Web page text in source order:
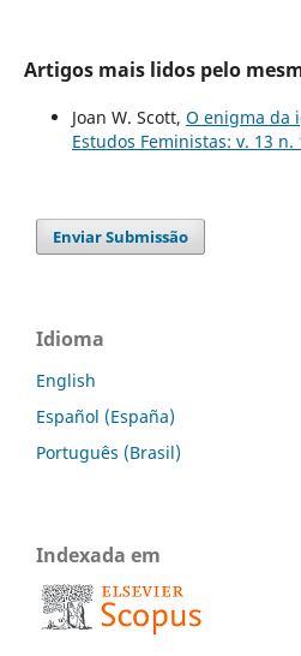
Artigos mais lidos pelo
Joan W. Scott, O enigma da
Estudos Feministas: v. 13 n.
Enviar Submissão
Idioma
English
Español (España)
Português (Brasil)
Indexada em